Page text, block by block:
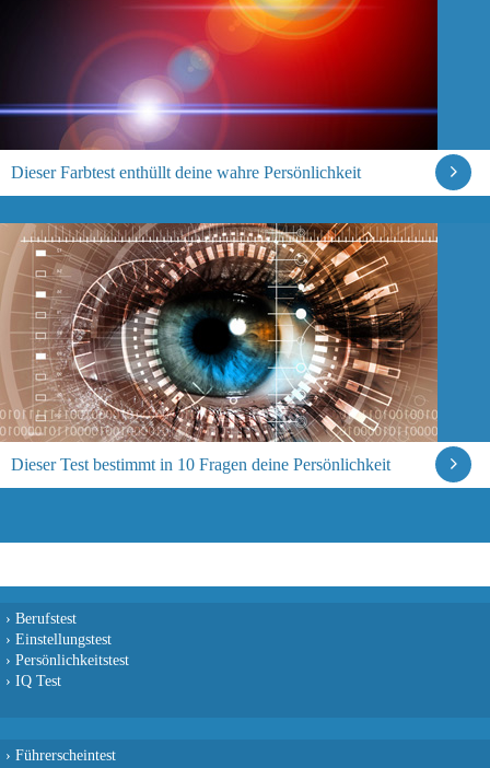
Dieser Farbtest enthüllt deine wahre Persönlichkeit
Dieser Test bestimmt in 10 Fragen deine Persönlichkeit
› Berufstest
› Einstellungstest
› Persönlichkeitstest
› IQ Test
› Führerscheintest